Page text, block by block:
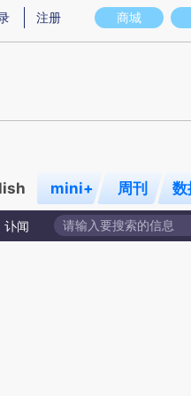
实意图存在偏差。不代表财新观点和
商城
注册
mini+ 周刊 数
讣闻